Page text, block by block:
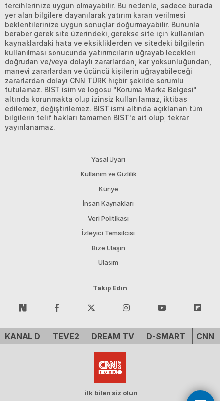
tercihlerinize uygun olmayabilir. Bu nedenle, sadece burada
yer alan bilgilere dayanılarak yatırım kararı verilmesi
beklentilerinize uygun sonuçlar doğurmayabilir. Bununla
beraber gerek site üzerindeki, gerekse site için kullanılan
kaynaklardaki hata ve eksikliklerden ve sitedeki bilgilerin
kullanılması sonucunda yatırımcıların uğrayabilecekleri
doğrudan ve/veya dolaylı zararlardan, kar yoksunluğundan,
manevi zararlardan ve üçüncü kişilerin uğrayabileceği
zararlardan dolayı CNN TÜRK hiçbir şekilde sorumlu
tutulamaz. BIST isim ve logosu "Koruma Marka Belgesi"
altında korunmakta olup izinsiz kullanılamaz, iktibas
edilemez, değiştirilemez. BIST ismi altında açıklanan tüm
bilgilerin telif hakları tamamen BIST'e ait olup, tekrar
yayınlanamaz.
Yasal Uyarı
Kullanım ve Gizlilik
Künye
İnsan Kaynakları
Veri Politikası
İzleyici Temsilcisi
Bize Ulaşın
Ulaşım
Takip Edin
KANAL D TEVE2 DREAM TV D-SMART CNN
ilk bilen siz olun